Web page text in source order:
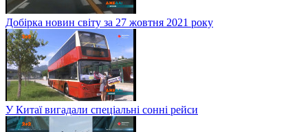
Добірка новин світу за 27 жовтня 2021 року
У Китаї вигадали спеціальні сонні рейси